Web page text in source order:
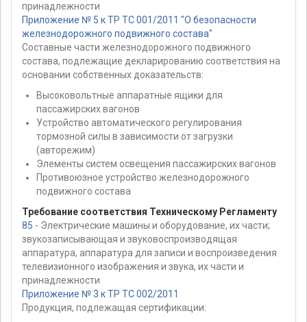
принадлежности
Приложение № 5 к ТР ТС 001/2011 "О безопасности
железнодорожного подвижного состава"
Составные части железнодорожного подвижного
состава, подлежащие декларированию соответствия на
основании собственных доказательств:
Высоковольтные аппаратные ящики для
пассажирских вагонов
Устройство автоматического регулирования
тормозной силы в зависимости от загрузки
(авторежим)
Элементы систем освещения пассажирских вагонов
Противоюзное устройство железнодорожного
подвижного состава
Требование соответствия Техническому Регламенту
85 - Электрические машины и оборудование, их части;
звукозаписывающая и звуковоспроизводящая
аппаратура, аппаратура для записи и воспроизведения
телевизионного изображения и звука, их части и
принадлежности
Приложение № 3 к ТР ТС 002/2011
Продукция, подлежащая сертификации: